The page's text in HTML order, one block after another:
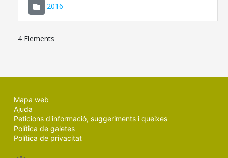
2016
4 Elements
Mapa web
Ajuda
Peticions d'informació, suggeriments i queixes
Política de galetes
Política de privacitat